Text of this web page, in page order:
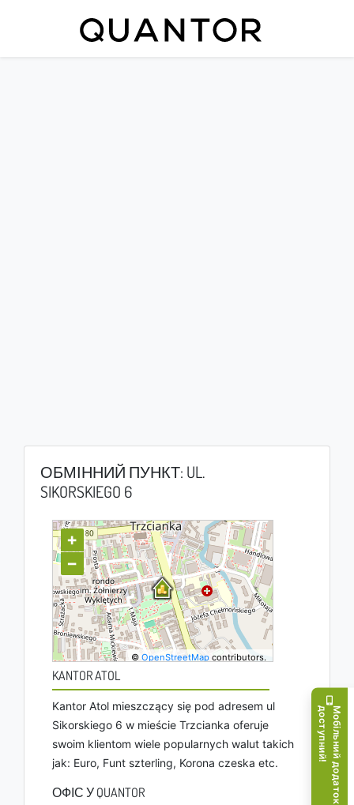
ОБМІННИЙ ПУНКТ: UL.
SIKORSKIEGO 6
+
−
©OpenStreetMap contributors.
KANTOR ATOL
Kantor Atol mieszczący się pod adresem ul
Sikorskiego 6 w mieście Trzcianka oferuje
swoim klientom wiele popularnych walut takich
jak: Euro, Funt szterling, Korona czeska etc.
ОФІС У QUANTOR М
о
б
і
л
ь
н
и
й
д
о
д
а
т
о
к
д
о
с
т
у
п
н
и
й
!